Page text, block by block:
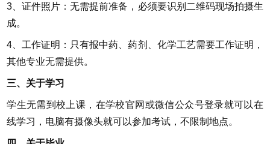
3、证件照片：无需提前准备，必须要识别二维码现场拍摄生
成。
4、工作证明：只有报中药、药剂、化学工艺需要工作证明，
其他专业无需提供。
三、关于学习
学生无需到校上课，在学校官网或微信公众号登录就可以在
线学习，电脑有摄像头就可以参加考试，不限制地点。